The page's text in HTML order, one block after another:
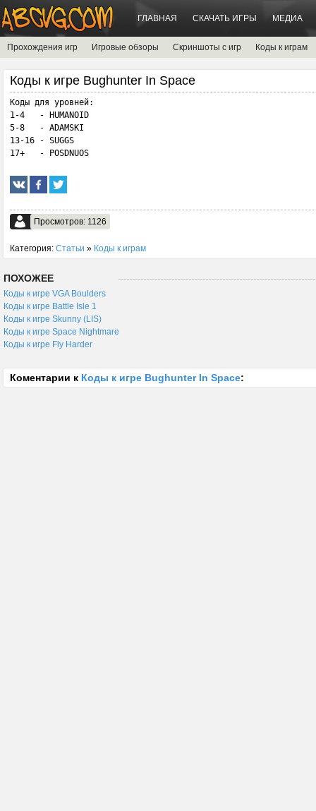
ГЛАВНАЯ СКАЧАТЬ ИГРЫ МЕДИА
Прохождения игр Игровые обзоры Скриншоты с игр Коды к играм
Коды к игре Bughunter In Space
Коды для уровней:
1-4   - HUMANOID
5-8   - ADAMSKI
13-16 - SUGGS
17+   - POSDNUOS
Просмотров: 1126
Категория: Статьи » Коды к играм
ПОХОЖЕЕ
Коды к игре VGA Boulders
Коды к игре Battle Isle 1
Коды к игре Skunny (LIS)
Коды к игре Space Nightmare
Коды к игре Fly Harder
Коментарии к Коды к игре Bughunter In Space: